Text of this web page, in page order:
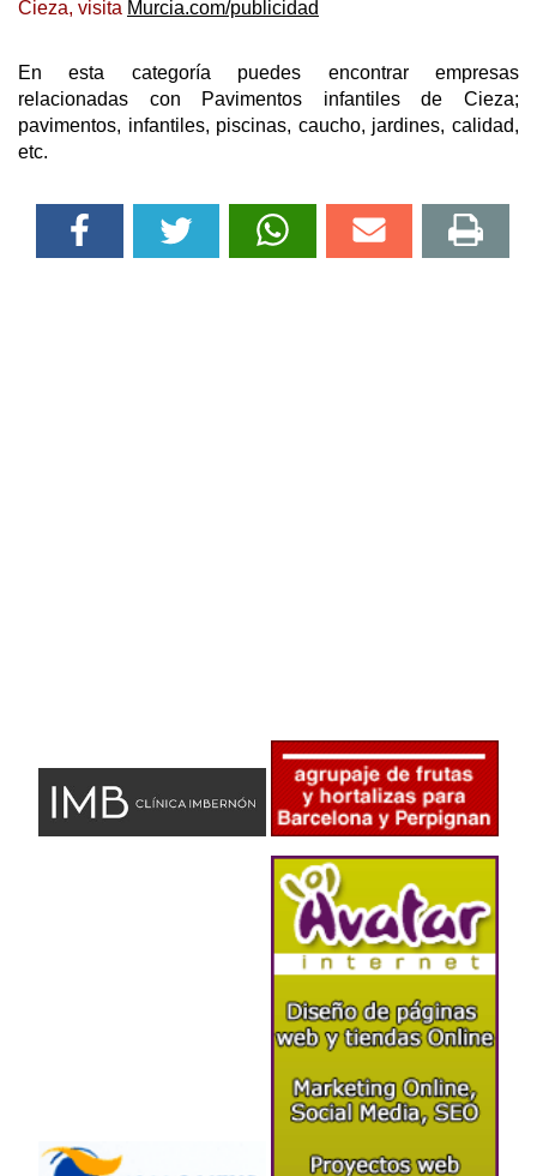
Cieza, visita Murcia.com/publicidad
En esta categoría puedes encontrar empresas
relacionadas con Pavimentos infantiles de Cieza;
pavimentos, infantiles, piscinas, caucho, jardines, calidad,
etc.